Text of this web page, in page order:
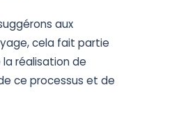
aux
cela fait partie
la réalisation de
ce processus et de